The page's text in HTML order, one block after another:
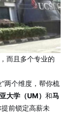
而且多个专业的
两个维度，帮你梳
大学（UM） 和马
前锁定高薪未